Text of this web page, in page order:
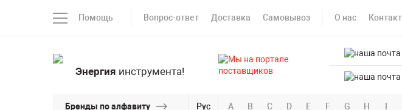
Помощь Вопрос-ответ Доставка Самовывоз О нас
Энергия инструмента!
Бренды по алфавиту Рус A B C D E F G H I